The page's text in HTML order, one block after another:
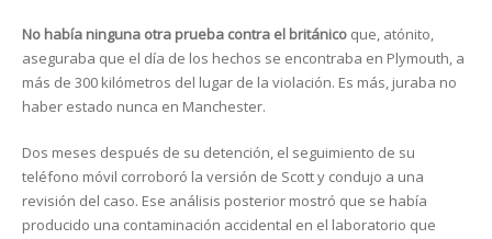
No había ninguna otra prueba contra el británico que, atónito,
aseguraba que el día de los hechos se encontraba en Plymouth, a
más de 300 kilómetros del lugar de la violación. Es más, juraba no
haber estado nunca en Manchester.
Dos meses después de su detención, el seguimiento de su
teléfono móvil corroboró la versión de Scott y condujo a una
revisión del caso. Ese análisis posterior mostró que se había
producido una contaminación accidental en el laboratorio que